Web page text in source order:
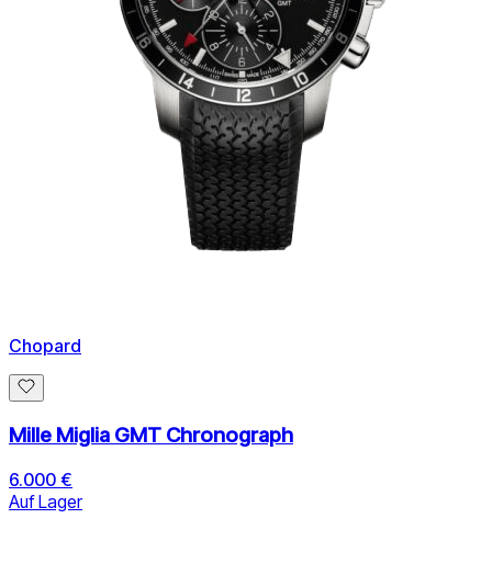
Chopard
Mille Miglia GMT Chronograph
6.000 €
Auf Lager